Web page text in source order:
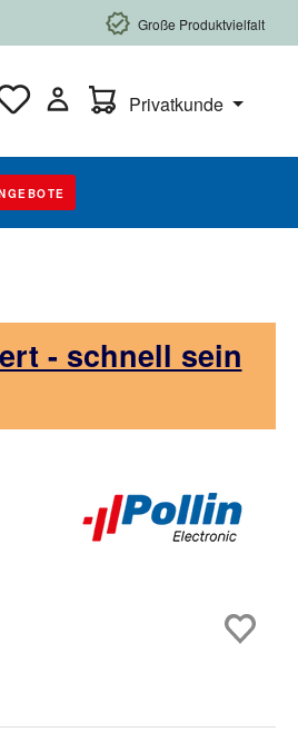
Große Produktvielfalt
Warenkorb enthält 0
Privatkunde
- schnell sein